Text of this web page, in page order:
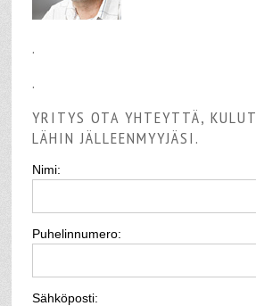
.
.
YRITYS OTA YHTEYTTÄ,
LÄHIN JÄLLEENMYYJÄSI.
Nimi:
Puhelinnumero:
Sähköposti: